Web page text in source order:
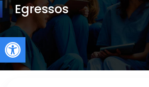
Abrir a barra de
Egressos